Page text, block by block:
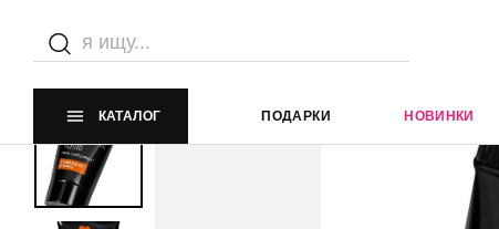
КАТАЛОГ ПОДАРКИ НОВИНКИ
Главная страница